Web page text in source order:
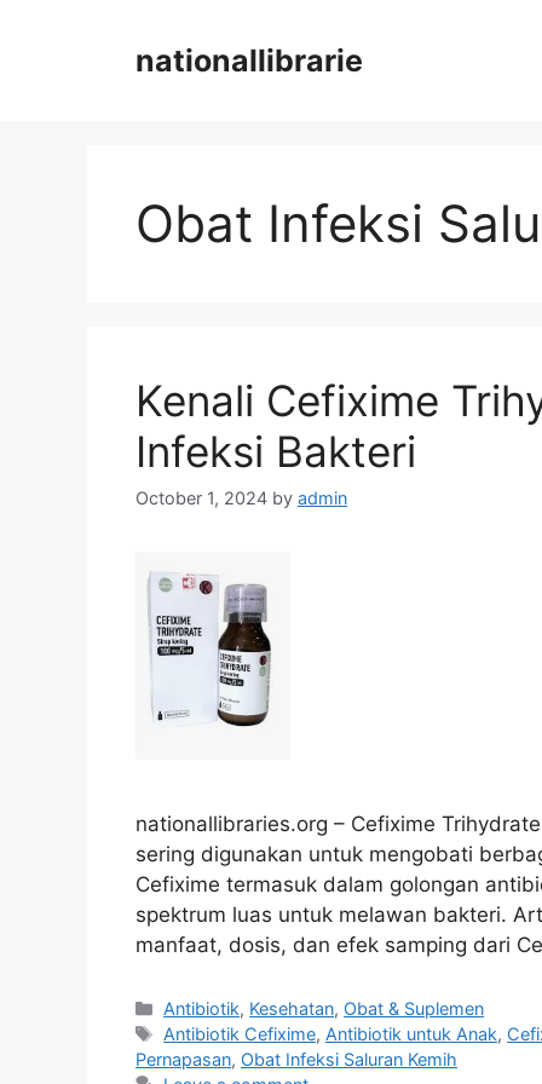
nationallibrarie
Obat Infeksi
Kenali Cefixime
Infeksi Bakteri
October 1, 2024 by admin
nationallibraries.org – Cefixime
sering digunakan untuk mengobati
Cefixime termasuk dalam golongan
spektrum luas untuk melawan bakteri.
manfaat, dosis, dan efek samping dari
Categories
Antibiotik, Kesehatan, Obat & Suplemen
Tags
Antibiotik Cefixime, Antibiotik untuk Anak,
Pernapasan, Obat Infeksi Saluran Kemih